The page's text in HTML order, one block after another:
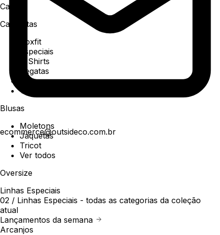
ecommerce@outsideco.com.br
Camisa
Camisetas
Boxfit
Especiais
T-Shirts
Regatas
Polo
Ver todos
Blusas
Moletons
Jaquetas
Tricot
Ver todos
Oversize
Linhas Especiais
02 / Linhas Especiais - todas as categorias da coleção
atual
Lançamentos da semana
Arcanjos